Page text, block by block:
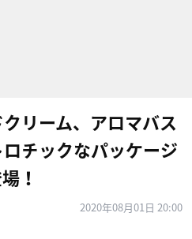
クリーム、アロマバス
チックなパッケージ
！
2020年08月01日 20:00